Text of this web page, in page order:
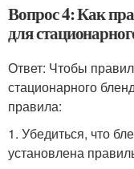
Вопрос 4: Как
для
Ответ: Чтобы
стационарного
правила:
1. Убедиться, что
установлена